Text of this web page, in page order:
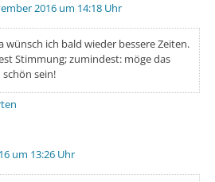
2016 um 14:18 Uhr
wünsch ich bald wieder bessere Zeiten.
Stimmung; zumindest: möge das
schön sein!
um 13:26 Uhr